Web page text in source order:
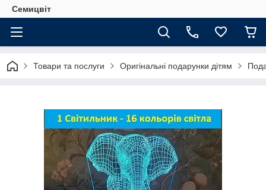
Семицвіт
Товари та послуги Оригінальні подарунки дітям